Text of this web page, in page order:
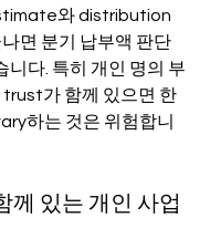
와 distribution
면 분기 납부액 판단
니다. 특히 개인 명의 부
가 함께 있으면 한
하는 것은 위험합니
께 있는 개인 사업